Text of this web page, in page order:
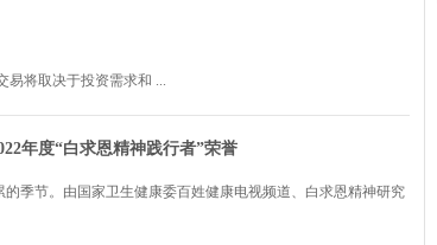
易将取决于投资需求和 ...
年度“白求恩精神践行者”荣誉
季节。由国家卫生健康委百姓健康电视频道、白求恩精神研究